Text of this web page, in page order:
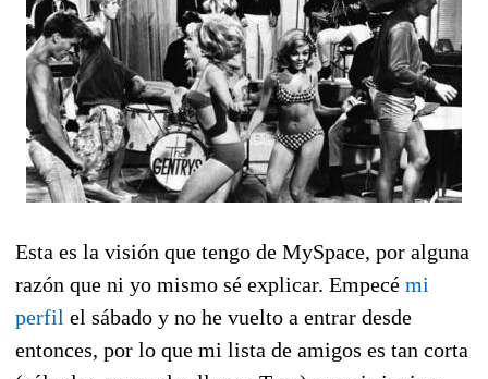
Esta es la visión que tengo de MySpace, por alguna
razón que ni yo mismo sé explicar. Empecé mi
perfil el sábado y no he vuelto a entrar desde
entonces, por lo que mi lista de amigos es tan corta